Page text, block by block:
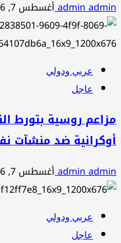
admin adminأغسطس 7, 2026
عربي ودولي
عاجل
مزاعم روسية بتورط
أوكرانية ضد منشآت
admin adminأغسطس 7, 2026
عربي ودولي
عاجل